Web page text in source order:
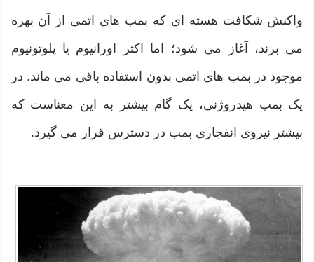
واکنش شکافت هسته ای که بمب های اتمی از آن بهره
می برند، آغاز می شود؛ اما اکثر اورانیوم یا پلوتونیوم
موجود در بمب های اتمی بدون استفاده باقی می ماند. در
یک بمب هیدروژنی، یک گام بیشتر به این معناست که
بیشتر نیروی انفجاری بمب در دسترس قرار می گیرد.